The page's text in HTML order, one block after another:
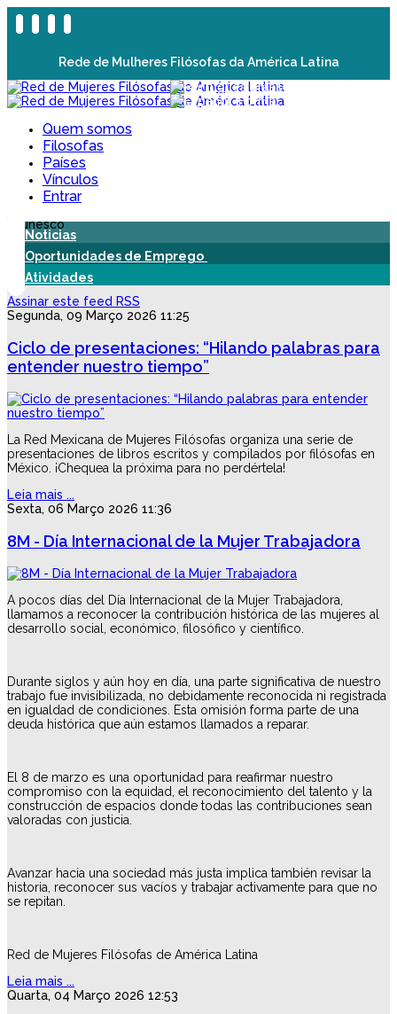
Rede de Mulheres Filósofas da América Latina
Quem somos
Filosofas
Países
Vínculos
Entrar
Noticias
Oportunidades de Emprego
Atividades
Assinar este feed RSS
Segunda, 09 Março 2026 11:25
Ciclo de presentaciones: “Hilando palabras para
entender nuestro tiempo”
La Red Mexicana de Mujeres Filósofas organiza una serie de
presentaciones de libros escritos y compilados por filósofas en
México. ¡Chequea la próxima para no perdértela!
Leia mais ...
Sexta, 06 Março 2026 11:36
8M - Día Internacional de la Mujer Trabajadora
A pocos días del Día Internacional de la Mujer Trabajadora,
llamamos a reconocer la contribución histórica de las mujeres al
desarrollo social, económico, filosófico y científico.
Durante siglos y aún hoy en día, una parte significativa de nuestro
trabajo fue invisibilizada, no debidamente reconocida ni registrada
en igualdad de condiciones. Esta omisión forma parte de una
deuda histórica que aún estamos llamados a reparar.
El 8 de marzo es una oportunidad para reafirmar nuestro
compromiso con la equidad, el reconocimiento del talento y la
construcción de espacios donde todas las contribuciones sean
valoradas con justicia.
Avanzar hacia una sociedad más justa implica también revisar la
historia, reconocer sus vacíos y trabajar activamente para que no
se repitan.
Red de Mujeres Filósofas de América Latina
Leia mais ...
Quarta, 04 Março 2026 12:53